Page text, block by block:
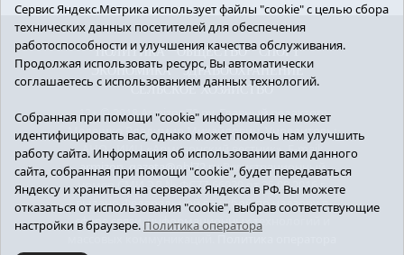
ПОЛИТИКА ОБЩЕСТВО
СПОРТ
ЭКОНОМИКА
ЗДРАВООХРАНЕНИЕ
СЕЛЬСКОЕ ХОЗЯЙСТВО
12+ © 2018 Armizon72.ру. Главный редактор:
Мелешко Владимир Михайлович. Учредитель:
АНО «ИИЦ «Армизонский вестник». E-mail:
armizon_gazeta@obl72.ruРегистрационный
номер СМИ ЭЛ № ФС77-66939 от 25.08.2016 г.
выдано Федеральной службой по надзору в
сфере связи, информационных технологий и
Сервис Яндекс.Метрика использует файлы "cookie" с целью сбора
технических данных посетителей для обеспечения
работоспособности и улучшения качества обслуживания.
Продолжая использовать ресурс, Вы автоматически
соглашаетесь с использованием данных технологий.
Собранная при помощи "cookie" информация не может
идентифицировать вас, однако может помочь нам улучшить
работу сайта. Информация об использовании вами данного
сайта, собранная при помощи "cookie", будет передаваться
Яндексу и храниться на серверах Яндекса в РФ. Вы можете
отказаться от использования "cookie", выбрав соответствующие
настройки в браузере. Политика оператора